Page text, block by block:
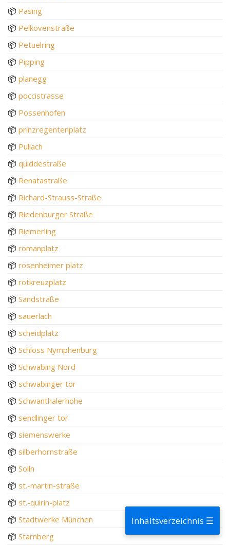
📦 Pasing
📦 Pelkovenstraße
📦 Petuelring
📦 Pipping
📦 planegg
📦 poccistrasse
📦 Possenhofen
📦 prinzregentenplatz
📦 Pullach
📦 quiddestraße
📦 Renatastraße
📦 Richard-Strauss-Straße
📦 Riedenburger Straße
📦 Riemerling
📦 romanplatz
📦 rosenheimer platz
📦 rotkreuzplatz
📦 Sandstraße
📦 sauerlach
📦 scheidplatz
📦 Schloss Nymphenburg
📦 Schwabing Nord
📦 schwabinger tor
📦 Schwanthalerhöhe
📦 sendlinger tor
📦 siemenswerke
📦 silberhornstraße
📦 Solln
📦 st.-martin-straße
📦 st.-quirin-platz
📦 Stadtwerke München
📦 Starnberg
Inhaltsverzeichnis ☰